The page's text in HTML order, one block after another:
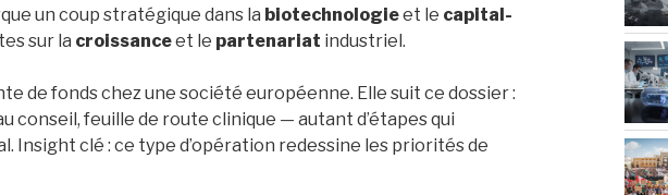
un coup stratégique dans la biotechnologieet le capital-
sur la croissanceet le partenariat industriel.
de fonds chez une société européenne. Elle suit ce dossier :
conseil, feuille de route clinique — autant d’étapes qui
Insight clé : ce type d’opération redessine les priorités de